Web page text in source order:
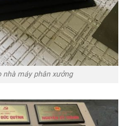
nhà máy phân xưởng